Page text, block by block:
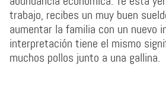
trabajo, recibes un muy buen
aumentar la familia con un nuevo
interpretación tiene el mismo
muchos pollos junto a una gallina.